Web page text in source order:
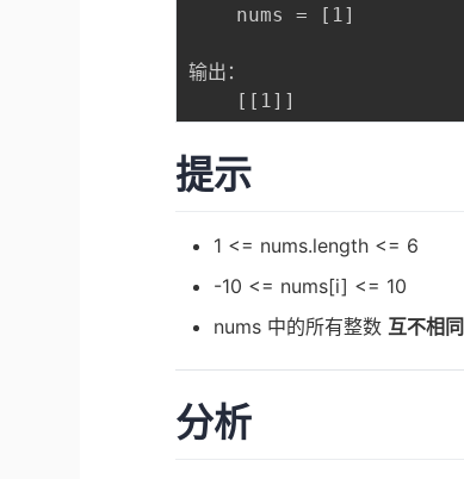
输出：
提示
1 <= nums.length <= 6
-10 <= nums[i] <= 10
nums 中的所有整数 互不相同
分析